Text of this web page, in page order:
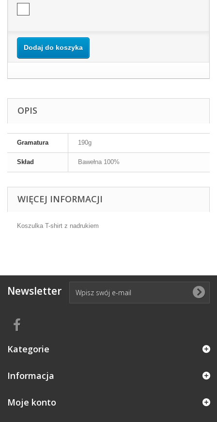
Dodaj do koszyka
OPIS
Gramatura 190g
Skład Bawełna 100%
WIĘCEJ INFORMACJI
Koszulka T-shirt z nadrukiem
Newsletter
Kategorie
Informacja
Moje konto